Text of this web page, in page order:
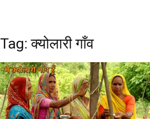
Tag:क्योलारी गाँव